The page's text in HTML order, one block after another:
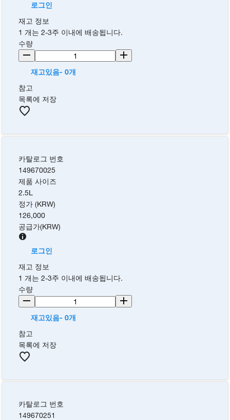
로그인
재고 정보
1 개는 2-3주 이내에 배송됩니다.
수량
재고있음- 0개
참고
목록에 저장
카탈로그 번호
149670025
제품 사이즈
2.5L
정가 (KRW)
126,000
공급가(KRW)
로그인
재고 정보
1 개는 2-3주 이내에 배송됩니다.
수량
재고있음- 0개
참고
목록에 저장
카탈로그 번호
149670251